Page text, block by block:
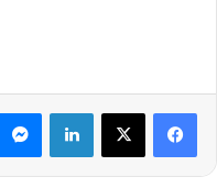
لينكدإن